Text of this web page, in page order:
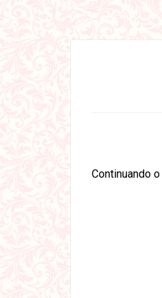
Continuando